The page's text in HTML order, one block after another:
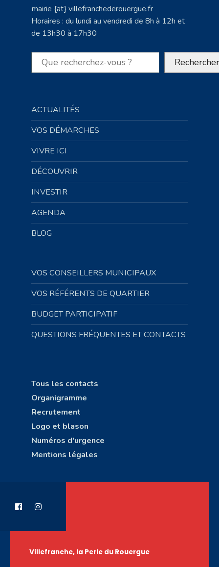
mairie {at} villefranchederouergue.fr
Horaires : du lundi au vendredi de 8h à 12h et
de 13h30 à 17h30
Rechercher Rechercher
ACTUALITÉS
VOS DÉMARCHES
VIVRE ICI
DÉCOUVRIR
INVESTIR
AGENDA
BLOG
VOS CONSEILLERS MUNICIPAUX
VOS RÉFÉRENTS DE QUARTIER
BUDGET PARTICIPATIF
QUESTIONS FRÉQUENTES ET CONTACTS
Tous les contacts
Organigramme
Recrutement
Logo et blason
Numéros d'urgence
Mentions légales
Villefranche, la Perle du Rouergue